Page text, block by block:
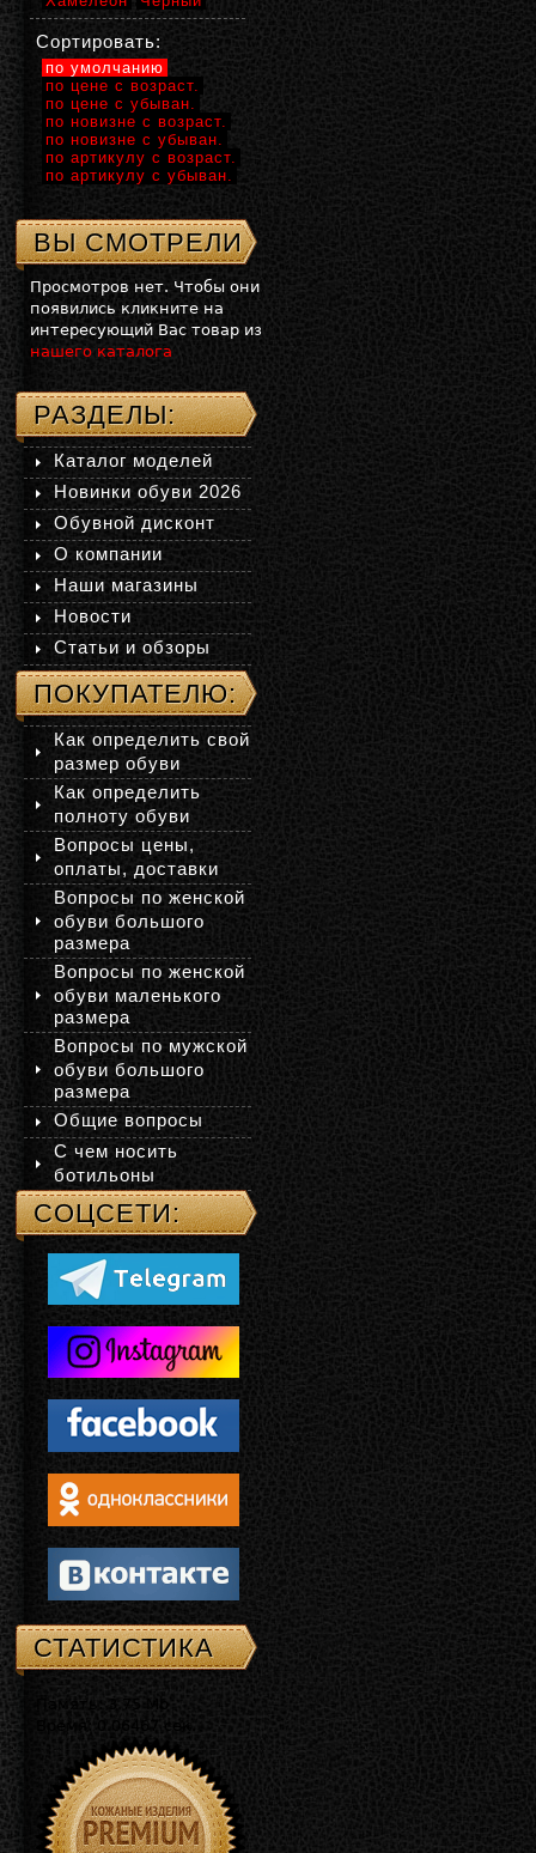
Сортировать:
по умолчанию
по цене с возраст.
по цене с убыван.
по новизне с возраст.
по новизне с убыван.
по артикулу с возраст.
по артикулу с убыван.
ВЫ СМОТРЕЛИ
Просмотров нет. Чтобы они
появились кликните на
интересующий Вас товар из
нашего каталога
РАЗДЕЛЫ:
Каталог моделей
Новинки обуви 2026
Обувной дисконт
О компании
Наши магазины
Новости
Статьи и обзоры
ПОКУПАТЕЛЮ:
Как определить свой
размер обуви
Как определить
полноту обуви
Вопросы цены,
оплаты, доставки
Вопросы по женской
обуви большого
размера
Вопросы по женской
обуви маленького
размера
Вопросы по мужской
обуви большого
размера
Общие вопросы
С чем носить
ботильоны
СОЦСЕТИ:
СТАТИСТИКА
Память: 3.75 Mb
Время: 0.06467 сек.